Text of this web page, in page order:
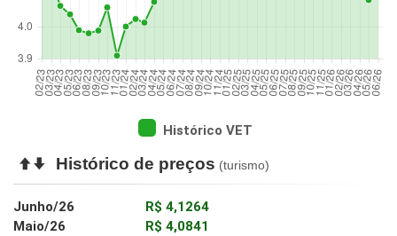
Histórico VET
Histórico de preços (turismo)
Junho/26
R$ 4,1264
Maio/26
R$ 4,0841